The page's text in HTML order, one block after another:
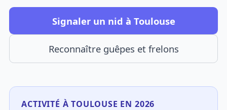
Signaler un nid à Toulouse
Reconnaître guêpes et frelons
ACTIVITÉ À TOULOUSE EN 2026